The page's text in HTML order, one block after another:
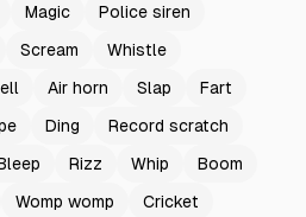
Magic
Police siren
Scream
Whistle
Air horn Slap
Fart
Ding
Record scratch
Rizz Whip
Boom
Womp womp
Cricket